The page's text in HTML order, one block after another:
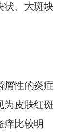
状、大斑块
屑性的炎症
为皮肤红斑
痒比较明